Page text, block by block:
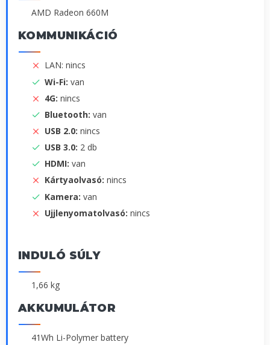
AMD Radeon 660M
KOMMUNIKÁCIÓ
LAN: nincs
Wi-Fi: van
4G: nincs
Bluetooth: van
USB 2.0: nincs
USB 3.0: 2 db
HDMI: van
Kártyaolvasó: nincs
Kamera: van
Ujjlenyomatolvasó: nincs
INDULÓ SÚLY
1,66 kg
AKKUMULÁTOR
41Wh Li-Polymer battery